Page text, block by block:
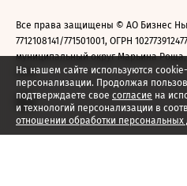
На нашем сайте используются
персонализации. Продолжая
подтверждаете свое согласие на
и технологий персонализации в
отношении обработки персональных
Все права защищены © АО Бизнес
7712108141/771501001, ОГРН
муниципальный округ Марьина Роща,
2026